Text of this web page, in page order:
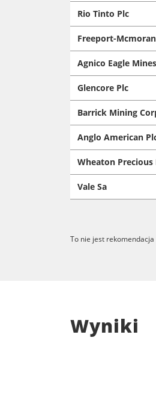
Rio Tinto Plc
Freeport-
Agnico Eagle
Glencore Plc
Barrick Mining
Anglo American
Wheaton Precious
Vale Sa
To nie jest
Wyniki